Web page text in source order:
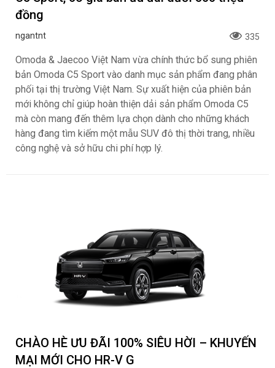
đồng
ngantnt 335
Omoda & Jaecoo Việt Nam vừa chính thức bổ sung phiên
bản Omoda C5 Sport vào danh mục sản phẩm đang phân
phối tại thị trường Việt Nam. Sự xuất hiện của phiên bản
mới không chỉ giúp hoàn thiện dải sản phẩm Omoda C5
mà còn mang đến thêm lựa chọn dành cho những khách
hàng đang tìm kiếm một mẫu SUV đô thị thời trang, nhiều
công nghệ và sở hữu chi phí hợp lý.
CHÀO HÈ ƯU ĐÃI 100% SIÊU HỜI – KHUYẾN
MẠI MỚI CHO HR-V G